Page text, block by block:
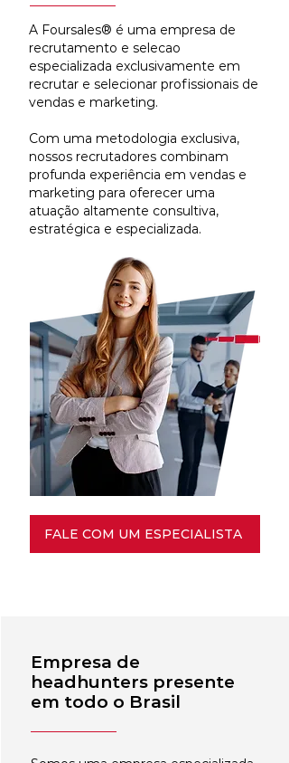
A Foursales® é uma empresa de
recrutamento e selecao
especializada exclusivamente em
recrutar e selecionar profissionais de
vendas e marketing.
Com uma metodologia exclusiva,
nossos recrutadores combinam
profunda experiência em vendas e
marketing para oferecer uma
atuação altamente consultiva,
estratégica e especializada.
FALE COM UM ESPECIALISTA
Empresa de
headhunters presente
em todo o Brasil